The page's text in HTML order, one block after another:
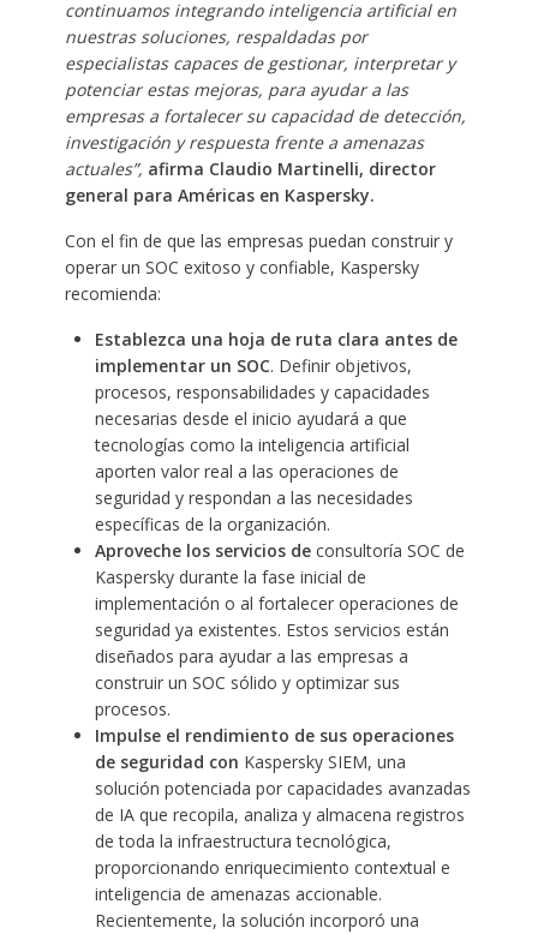
continuamos integrando inteligencia artificial en
nuestras soluciones, respaldadas por
especialistas capaces de gestionar, interpretar y
potenciar estas mejoras, para ayudar a las
empresas a fortalecer su capacidad de detección,
investigación y respuesta frente a amenazas
actuales”, afirma Claudio Martinelli, director
general para Américas en Kaspersky.
Con el fin de que las empresas puedan construir y
operar un SOC exitoso y confiable, Kaspersky
recomienda:
Establezca una hoja de ruta clara antes de
implementar un SOC. Definir objetivos,
procesos, responsabilidades y capacidades
necesarias desde el inicio ayudará a que
tecnologías como la inteligencia artificial
aporten valor real a las operaciones de
seguridad y respondan a las necesidades
específicas de la organización.
Aproveche los servicios de consultoría SOC de
Kaspersky durante la fase inicial de
implementación o al fortalecer operaciones de
seguridad ya existentes. Estos servicios están
diseñados para ayudar a las empresas a
construir un SOC sólido y optimizar sus
procesos.
Impulse el rendimiento de sus operaciones
de seguridad con Kaspersky SIEM, una
solución potenciada por capacidades avanzadas
de IA que recopila, analiza y almacena registros
de toda la infraestructura tecnológica,
proporcionando enriquecimiento contextual e
inteligencia de amenazas accionable.
Recientemente, la solución incorporó una